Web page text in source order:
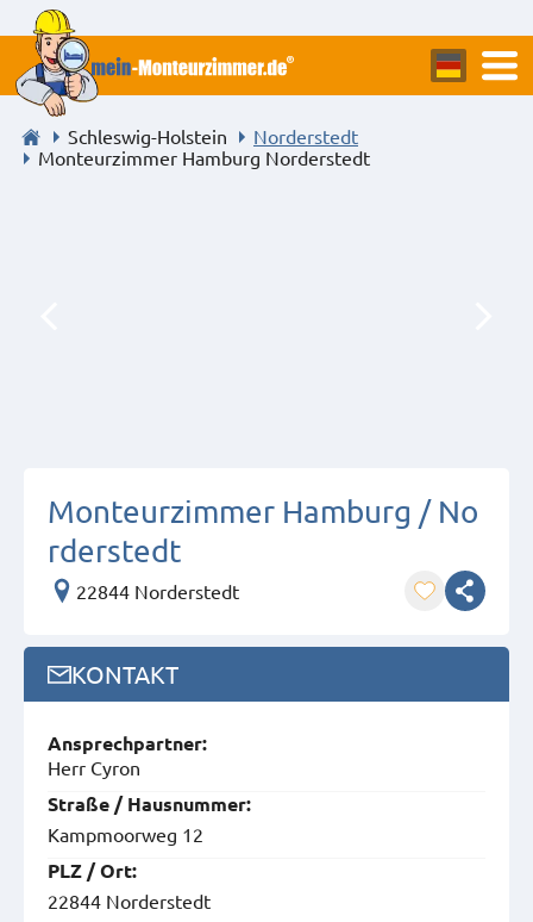
Schleswig-Holstein
Norderstedt
Monteurzimmer Hamburg Norderstedt
Monteurzimmer Hamburg / No
rderstedt
22844 Norderstedt
KONTAKT
Ansprech­partner:
Herr Cyron
Straße / Hausnummer:
Kampmoorweg 12
PLZ / Ort:
22844 Norderstedt